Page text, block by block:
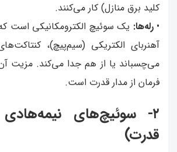
کلید برق منازل) کار می‌کنند.
• رله‌ها: یک سوئیچ الکترومکانیکی است
آهنربای الکتریکی (سیم‌پیچ)،
می‌چسباند یا از هم جدا می‌کند. مزیت آن
فرمان از مدار قدرت است.
۲- سوئیچ‌های نیمه‌هادی
قدرت)